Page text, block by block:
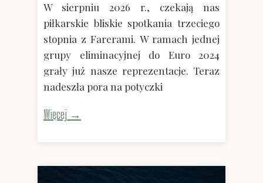
W sierpniu 2026 r., czekają nas
piłkarskie bliskie spotkania trzeciego
stopnia z Farerami. W ramach jednej
grupy eliminacyjnej do Euro 2024
grały już nasze reprezentacje. Teraz
nadeszła pora na potyczki
Więcej →